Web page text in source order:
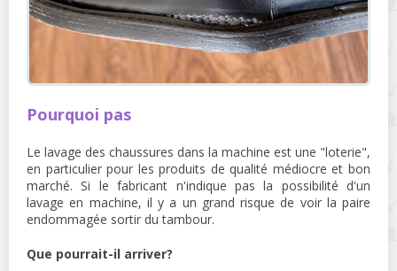
Pourquoi pas
Le lavage des chaussures dans la machine est une "loterie",
en particulier pour les produits de qualité médiocre et bon
marché. Si le fabricant n'indique pas la possibilité d'un
lavage en machine, il y a un grand risque de voir la paire
endommagée sortir du tambour.
Que pourrait-il arriver?